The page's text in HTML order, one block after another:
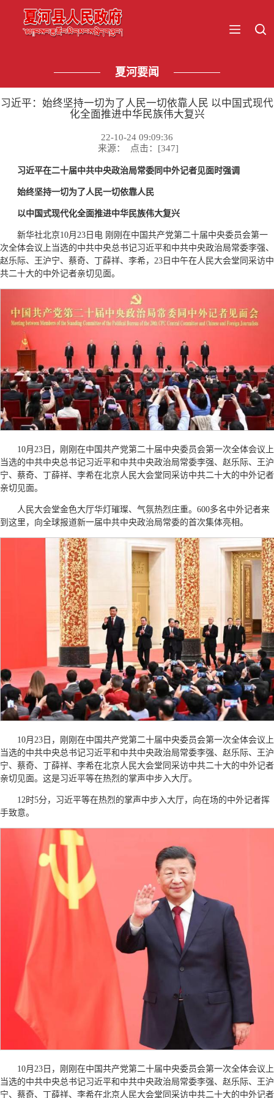
夏河要闻
习近平：始终坚持一切为了人民一切依靠人民 以中国式现代
化全面推进中华民族伟大复兴
22-10-24 09:09:36
来源： 点击：[347]
习近平在二十届中共中央政治局常委同中外记者见面时强调
始终坚持一切为了人民一切依靠人民
以中国式现代化全面推进中华民族伟大复兴
新华社北京10月23日电 刚刚在中国共产党第二十届中央委员会第一
次全体会议上当选的中共中央总书记习近平和中共中央政治局常委李强、
赵乐际、王沪宁、蔡奇、丁薛祥、李希，23日中午在人民大会堂同采访中
共二十大的中外记者亲切见面。
10月23日，刚刚在中国共产党第二十届中央委员会第一次全体会议上
当选的中共中央总书记习近平和中共中央政治局常委李强、赵乐际、王沪
宁、蔡奇、丁薛祥、李希在北京人民大会堂同采访中共二十大的中外记者
亲切见面。
人民大会堂金色大厅华灯璀璨、气氛热烈庄重。600多名中外记者来
到这里，向全球报道新一届中共中央政治局常委的首次集体亮相。
10月23日，刚刚在中国共产党第二十届中央委员会第一次全体会议上
当选的中共中央总书记习近平和中共中央政治局常委李强、赵乐际、王沪
宁、蔡奇、丁薛祥、李希在北京人民大会堂同采访中共二十大的中外记者
亲切见面。这是习近平等在热烈的掌声中步入大厅。
12时5分，习近平等在热烈的掌声中步入大厅，向在场的中外记者挥
手致意。
10月23日，刚刚在中国共产党第二十届中央委员会第一次全体会议上
当选的中共中央总书记习近平和中共中央政治局常委李强、赵乐际、王沪
宁、蔡奇、丁薛祥、李希在北京人民大会堂同采访中共二十大的中外记者